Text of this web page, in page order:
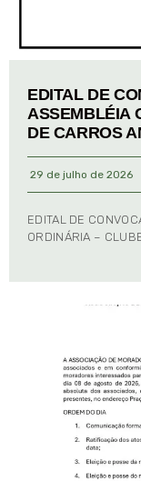
EDITAL DE
ASSEMBLÉIA
DE CARROS
29 de julho de 2026
EDITAL DE
ORDINÁRIA –